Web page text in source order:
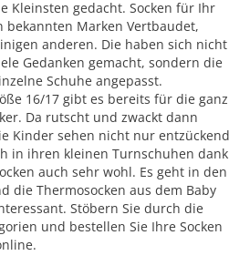
Kleinsten gedacht. Socken für Ihr
bekannten Marken Vertbaudet,
anderen. Die haben sich nicht
Gedanken gemacht, sondern die
Schuhe angepasst.
16/17 gibt es bereits für die ganz
Da rutscht und zwackt dann
Kinder sehen nicht nur entzückend
in ihren kleinen Turnschuhen dank
auch sehr wohl. Es geht in den
die Thermosocken aus dem Baby
Stöbern Sie durch die
und bestellen Sie Ihre Socken